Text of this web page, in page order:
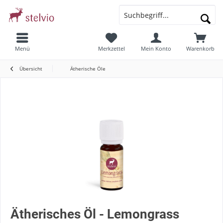
Menü Warenkorb
Merkzettel Mein Konto
Übersicht Ätherische Öle
Ätherisches Öl - Lemongrass